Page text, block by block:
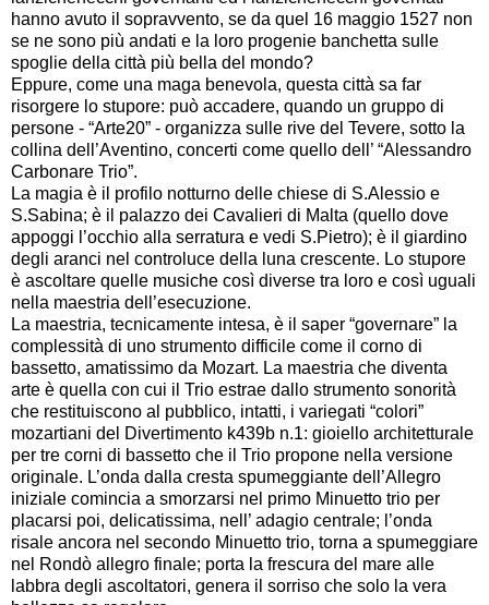
hanno avuto il sopravvento, se da quel 16 maggio 1527 non
se ne sono più andati e la loro progenie banchetta sulle
spoglie della città più bella del mondo?
Eppure, come una maga benevola, questa città sa far
risorgere lo stupore: può accadere, quando un gruppo di
persone - “Arte20” - organizza sulle rive del Tevere, sotto la
collina dell’Aventino, concerti come quello dell’ “Alessandro
Carbonare Trio”.
La magia è il profilo notturno delle chiese di S.Alessio e
S.Sabina; è il palazzo dei Cavalieri di Malta (quello dove
appoggi l’occhio alla serratura e vedi S.Pietro); è il giardino
degli aranci nel controluce della luna crescente. Lo stupore
è ascoltare quelle musiche così diverse tra loro e così uguali
nella maestria dell’esecuzione.
La maestria, tecnicamente intesa, è il saper “governare” la
complessità di uno strumento difficile come il corno di
bassetto, amatissimo da Mozart. La maestria che diventa
arte è quella con cui il Trio estrae dallo strumento sonorità
che restituiscono al pubblico, intatti, i variegati “colori”
mozartiani del Divertimento k439b n.1: gioiello architetturale
per tre corni di bassetto che il Trio propone nella versione
originale. L’onda dalla cresta spumeggiante dell’Allegro
iniziale comincia a smorzarsi nel primo Minuetto trio per
placarsi poi, delicatissima, nell’ adagio centrale; l’onda
risale ancora nel secondo Minuetto trio, torna a spumeggiare
nel Rondò allegro finale; porta la frescura del mare alle
labbra degli ascoltatori, genera il sorriso che solo la vera